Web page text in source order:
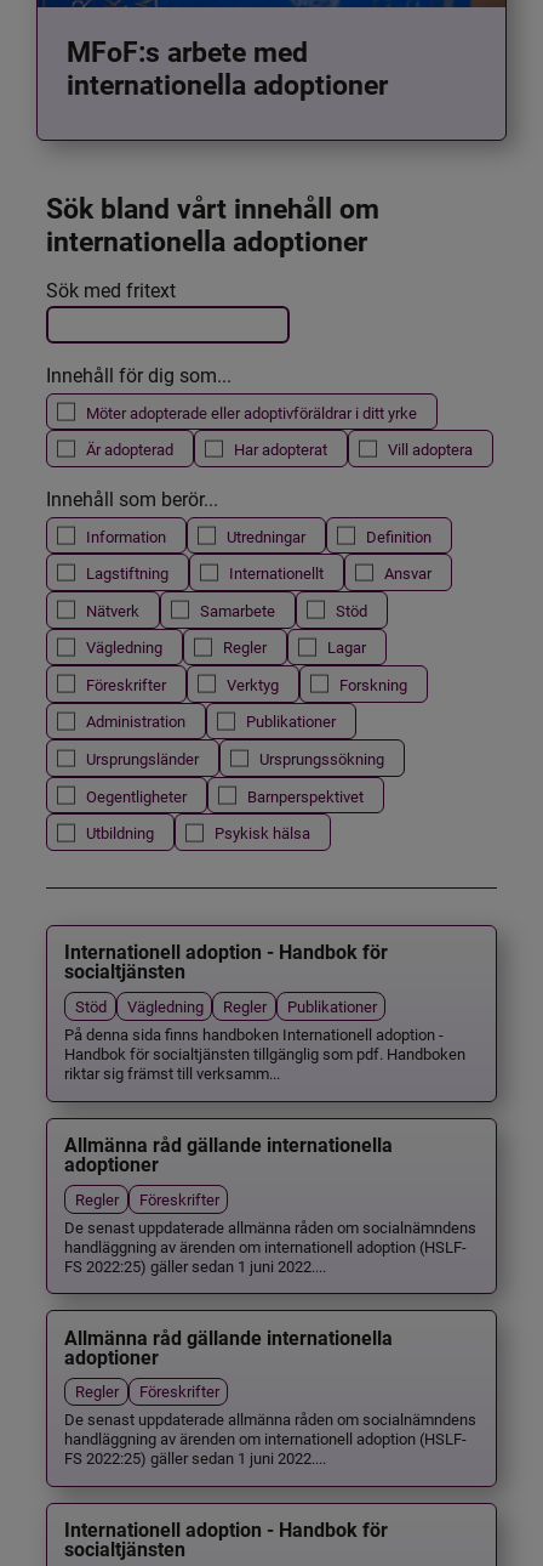
MFoF:s arbete med
internationella adoptioner
Sök bland vårt innehåll om
internationella adoptioner
Filtrera resultatet
Det här formuläret postas automatiskt
Sök med fritext
Innehåll för dig som...
Möter adopterade eller adoptivföräldrar i ditt yrke
Är adopterad
Har adopterat Vill adoptera
Innehåll som berör...
Information Utredningar
Definition
Lagstiftning
Internationellt
Ansvar
Nätverk
Samarbete
Stöd
Vägledning
Regler
Lagar
Föreskrifter
Verktyg
Forskning
Administration
Publikationer
Ursprungsländer
Ursprungssökning
Oegentligheter
Barnperspektivet
Utbildning
Psykisk hälsa
Internationell adoption - Handbok för
socialtjänsten
Stöd Vägledning Regler
Publikationer
På denna sida finns handboken Internationell adoption -
Handbok för socialtjänsten tillgänglig som pdf. Handboken
riktar sig främst till verksamm...
Allmänna råd gällande internationella
adoptioner
Regler
Föreskrifter
De senast uppdaterade allmänna råden om socialnämndens
handläggning av ärenden om internationell adoption (HSLF-
FS 2022:25) gäller sedan 1 juni 2022....
Allmänna råd gällande internationella
adoptioner
Regler
Föreskrifter
De senast uppdaterade allmänna råden om socialnämndens
handläggning av ärenden om internationell adoption (HSLF-
FS 2022:25) gäller sedan 1 juni 2022....
Internationell adoption - Handbok för
socialtjänsten